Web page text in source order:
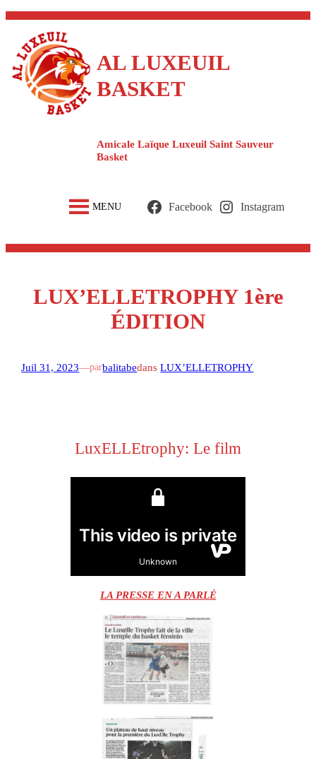
Aller
contenu
AL LUXEUIL
BASKET
Amicale Laïque Luxeuil Saint Sauveur
Basket
MENU Facebook Instagram
LUX’ELLETROPHY 1ère
ÉDITION
Juil 31, 2023—parbalitabedansLUX’ELLETROPHY
LuxELLEtrophy: Le film
LA PRESSE EN A PARLÉ